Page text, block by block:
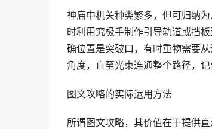
神庙中机关种类繁多，但可归纳
时利用究极手制作引导轨道或挡
确位置是突破口，有时重物需要
角度，直至光束连通整个路径，
图文攻略的实际运用方法
所谓图文攻略，其价值在于提供